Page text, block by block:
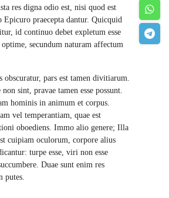
res digna odio est, nisi quod est
Epicuro praecepta dantur. Quicquid
id continuo debet expletum esse
secundum naturam affectum
pars est tamen divitiarum.
sint, pravae tamen esse possunt.
hominis in animum et corpus.
vel temperantiam, quae est
oboediens. Immo alio genere; Illa
cuipiam oculorum, corpore alius
turpe esse, viri non esse
Duae sunt enim res
putes.